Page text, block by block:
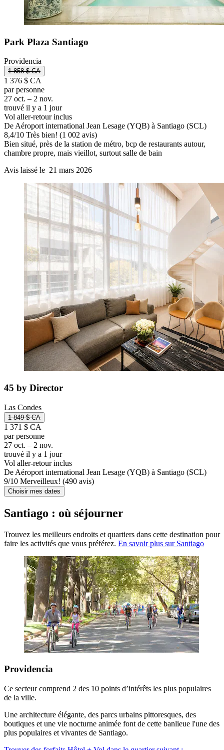
Park Plaza Santiago
Providencia
1 858 $ CA
1 376 $ CA
par personne
27 oct. – 2 nov.
trouvé il y a 1 jour
Vol aller-retour inclus
De Aéroport international Jean Lesage (YQB) à Santiago (SCL)
8,4/10 Très bien! (1 002 avis)
Bien situé, près de la station de métro, bcp de restaurants autour,
chambre propre, mais vieillot, surtout salle de bain
Avis laissé le 21 mars 2026
45 by Director
Las Condes
1 849 $ CA
1 371 $ CA
par personne
27 oct. – 2 nov.
trouvé il y a 1 jour
Vol aller-retour inclus
De Aéroport international Jean Lesage (YQB) à Santiago (SCL)
9/10 Merveilleux! (490 avis)
Choisir mes dates
Santiago : où séjourner
Trouvez les meilleurs endroits et quartiers dans cette destination pour
faire les activités que vous préférez. En savoir plus sur Santiago
Providencia
Ce secteur comprend 2 des 10 points d’intérêts les plus populaires
de la ville.
Une architecture élégante, des parcs urbains pittoresques, des
boutiques et une vie nocturne animée font de cette banlieue l'une des
plus populaires et vivantes de Santiago.